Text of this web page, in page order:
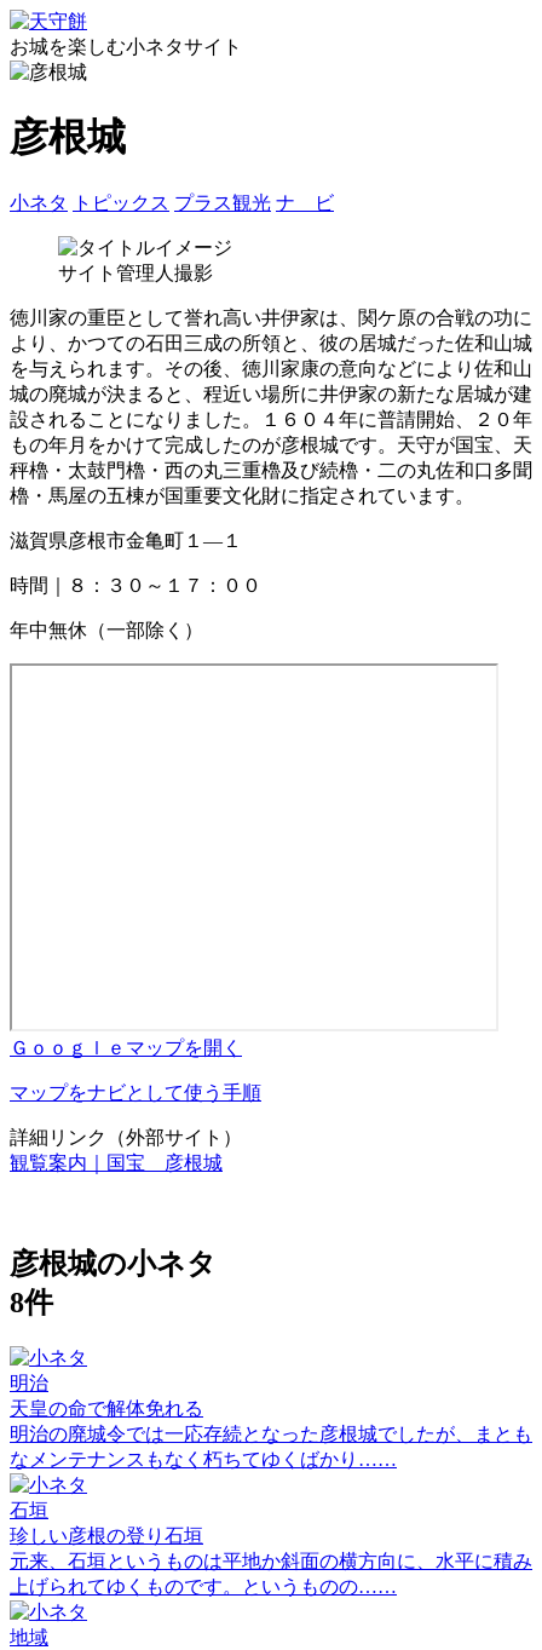
お城を楽しむ小ネタサイト
彦根城
小ネタ トピックス プラス観光 ナ ビ
サイト管理人撮影
徳川家の重臣として誉れ高い井伊家は、関ケ原の合戦の功に
より、かつての石田三成の所領と、彼の居城だった佐和山城
を与えられます。その後、徳川家康の意向などにより佐和山
城の廃城が決まると、程近い場所に井伊家の新たな居城が建
設されることになりました。１６０４年に普請開始、２０年
もの年月をかけて完成したのが彦根城です。天守が国宝、天
秤櫓・太鼓門櫓・西の丸三重櫓及び続櫓・二の丸佐和口多聞
櫓・馬屋の五棟が国重要文化財に指定されています。
滋賀県彦根市金亀町１―１
時間｜８：３０～１７：００
年中無休（一部除く）
Ｇｏｏｇｌｅマップを開く
マップをナビとして使う手順
詳細リンク（外部サイト）
観覧案内｜国宝 彦根城
彦根城の小ネタ
8件
明治
天皇の命で解体免れる
明治の廃城令では一応存続となった彦根城でしたが、まとも
なメンテナンスもなく朽ちてゆくばかり……
石垣
珍しい彦根の登り石垣
元来、石垣というものは平地か斜面の横方向に、水平に積み
上げられてゆくものです。というものの……
地域